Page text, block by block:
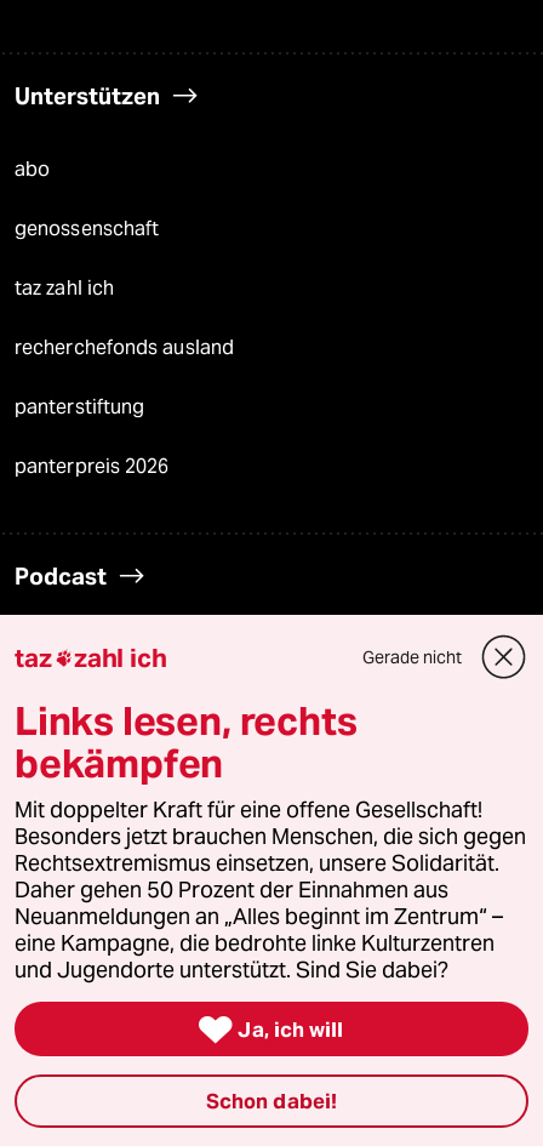
Unterstützen
abo
genossenschaft
taz zahl ich
recherchefonds ausland
panterstiftung
panterpreis 2026
Podcast
bundestalk
fernverbindung
klima update°
Mauerecho
Freie Rede
reingehen
Newsletter
team zukunft
taz zahl ich Gerade nicht
Links lesen, rechts
bekämpfen
Mit doppelter Kraft für eine offene Gesellschaft!
Besonders jetzt brauchen Menschen, die sich gegen
Rechtsextremismus einsetzen, unsere Solidarität.
Daher gehen 50 Prozent der Einnahmen aus
Neuanmeldungen an „Alles beginnt im Zentrum“ –
eine Kampagne, die bedrohte linke Kulturzentren
und Jugendorte unterstützt. Sind Sie dabei?
 Ja, ich will
Schon dabei!